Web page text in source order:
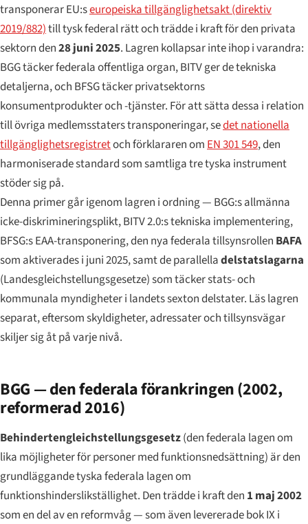
transponerar EU:seuropeiska tillgänglighetsakt (direktiv
2019/882)till tysk federal rätt och trädde i kraft för den privata
sektorn den28 juni 2025. Lagren kollapsar inte ihop i varandra:
BGG täcker federala offentliga organ, BITV ger de tekniska
detaljerna, och BFSG täcker privatsektorns
konsumentprodukter och -tjänster. För att sätta dessa i relation
till övriga medlemsstaters transponeringar, sedet nationella
tillgänglighetsregistretoch förklararen om EN 301 549, den
harmoniserade standard som samtliga tre tyska instrument
stöder sig på.
Denna primer går igenom lagren i ordning — BGG:s allmänna
icke-diskrimineringsplikt, BITV 2.0:s tekniska implementering,
BFSG:s EAA-transponering, den nya federala tillsynsrollen BAFA
som aktiverades i juni 2025, samt de parallelladelstatslagarna
(Landesgleichstellungsgesetze) som täcker stats- och
kommunala myndigheter i landets sexton delstater. Läs lagren
separat, eftersom skyldigheter, adressater och tillsynsvägar
skiljer sig åt på varje nivå.
BGG — den federala förankringen (2002,
reformerad 2016)
Behindertengleichstellungsgesetz(den federala lagen om
lika möjligheter för personer med funktionsnedsättning) är den
grundläggande tyska federala lagen om
funktionshinderslikställighet. Den trädde i kraft den 1 maj 2002
som en del av en reformvåg — som även levererade bok IX i